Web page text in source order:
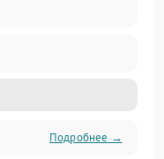
Подробнее →